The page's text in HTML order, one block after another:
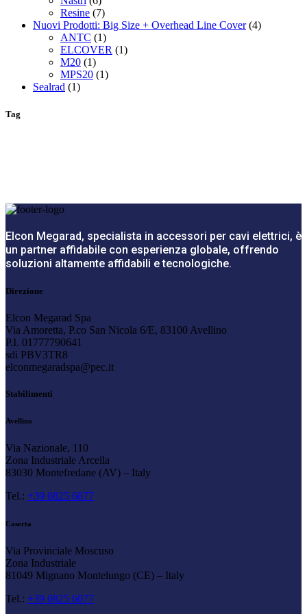
Resine (7)
Nuovi Prodotti: Big Size + Overhead Line Cover (4)
ANTC (1)
ELCOVER (1)
M20 (1)
MPS20 (1)
Sealrad (1)
Tag
Elcon Megarad, specialista in accessori per cavi elettrici, è
un partner affidabile con esperienza globale, offrendo
soluzioni altamente affidabili e tecnologiche.
Direzione
Elcon Megarad Spa
Via Amoretta, P.co San Nicola 6/E, 83100 Avellino
P.I. 01777790641
sdi PBV3TR8
elconmegaradspa@pec.it
Stabilimenti
Avellino
Via Nazionale, 110
Zona Industriale Arcella
83030 Montefredane (AV) – Italy
Tel.: +39 0825 6077
Caserta
Via Provinciale Moscuso
Zona Industriale
81049 Mignano Montelungo (CE) – Italy
Tel.: +39 0825 6077